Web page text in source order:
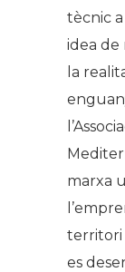
tècnic
idea de
la
marxa
territori
es